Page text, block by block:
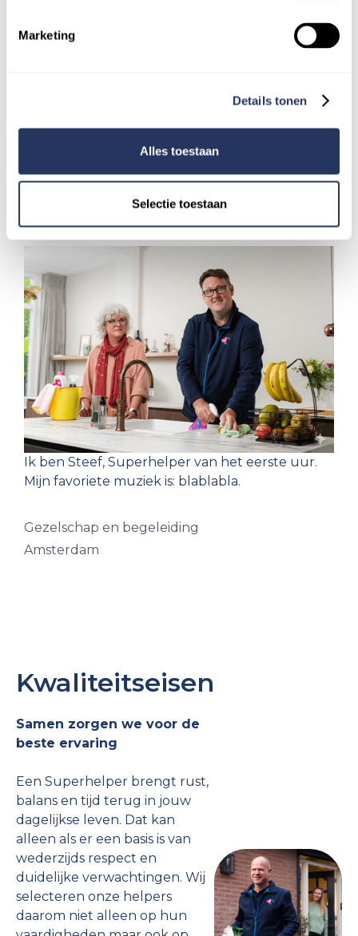
Marketing
Details tonen
Alles toestaan
Selectie toestaan
Paul was strafrecht advocaat en nu
Superhelper. Hij maakt nu contact met een
stofzuiger in de hand.
Ik ben Steef, Superhelper van het eerste uur.
Mijn favoriete muziek is: blablabla.
Gezelschap en begeleiding
Amsterdam
Kwaliteitseisen
Samen zorgen we voor de
beste ervaring
Een Superhelper brengt rust,
balans en tijd terug in jouw
dagelijkse leven. Dat kan
alleen als er een basis is van
wederzijds respect en
duidelijke verwachtingen. Wij
selecteren onze helpers
daarom niet alleen op hun